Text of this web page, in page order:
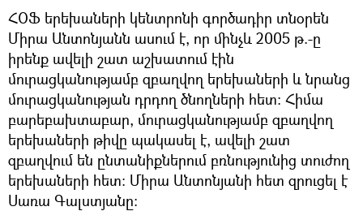
ՀՕՖ երեխաների կենտրոնի գործադիր տնօրեն
Միրա Անտոնյանն ասում է, որ մինչև 2005 թ.-ը
իրենք ավելի շատ աշխատում էին
մուրացկանությամբ զբաղվող երեխաների և նրանց
մուրացկանության դրդող ծնողների հետ: Հիմա
բարեբախտաբար, մուրացկանությամբ զբաղվող
երեխաների թիվը պակասել է, ավելի շատ
զբաղվում են ընտանիքներում բռնությունից տուժող
երեխաների հետ: Միրա Անտոնյանի հետ զրուցել է
Սառա Գալստյանը: